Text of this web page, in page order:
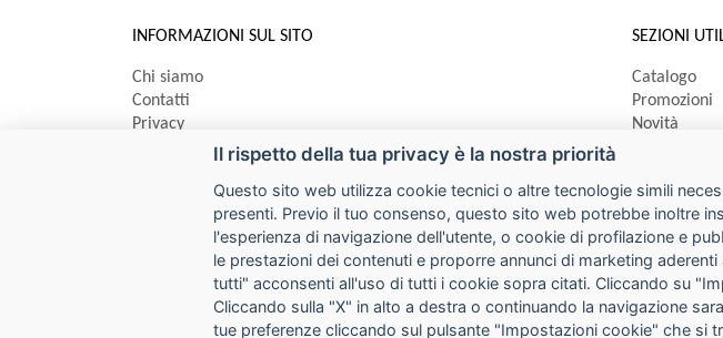
INFORMAZIONI SUL SITO
Chi siamo
Contatti
Privacy
Informativa uso cookie
Impostazioni cookie
SEZIONI
Catalogo
Promozioni
Novità
I prezzi indicati si intendono IVA esclusa
Via Circonvallazione Nord 8/A 40053 Valsamoggia (BO)
Il rispetto della tua privacy è la nostra priorità
Questo sito web utilizza cookie tecnici o altre tecnologie simili
presenti. Previo il tuo consenso, questo sito web potrebbe inoltre
l'esperienza di navigazione dell'utente, o cookie di profilazione e
le prestazioni dei contenuti e proporre annunci di marketing
tutti" acconsenti all'uso di tutti i cookie sopra citati. Cliccando su
Cliccando sulla "X" in alto a destra o continuando la navigazione
tue preferenze cliccando sul pulsante "Impostazioni cookie" che si